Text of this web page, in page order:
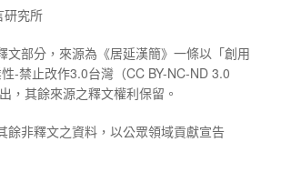
研究所
文部分，來源為《居延漢簡》一條以「創用
-禁止改作3.0台灣（CC BY-NC-ND 3.0
，其餘來源之釋文權利保留。
餘非釋文之資料，以公眾領域貢獻宣告